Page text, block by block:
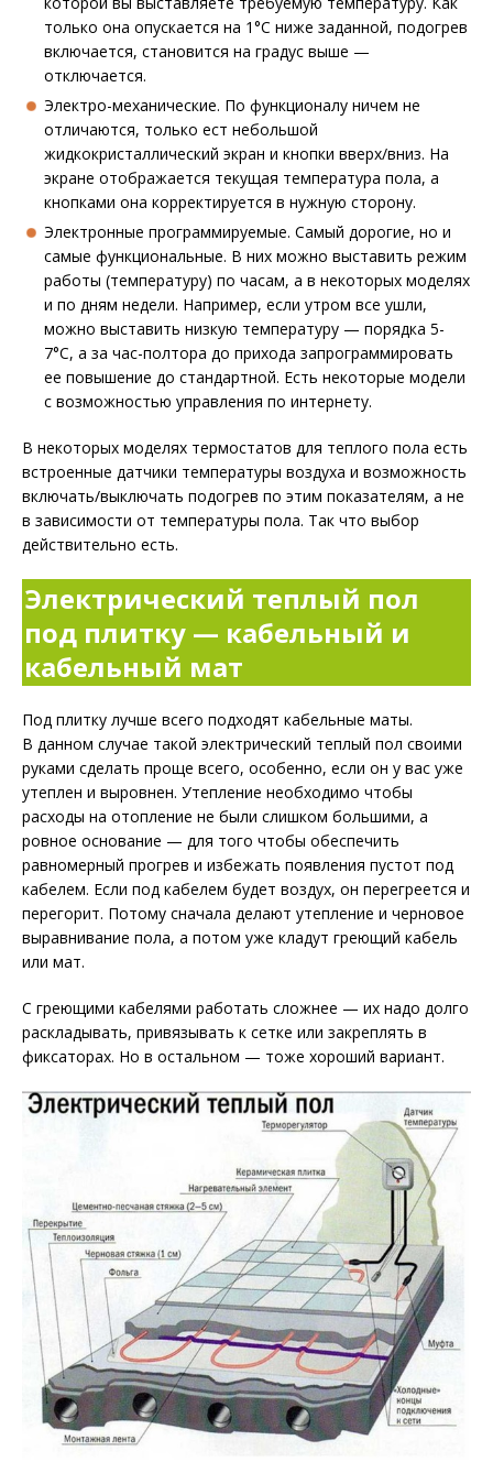
только она опускается на 1°C ниже заданной, подогрев
включается, становится на градус выше —
отключается.
Электро-механические. По функционалу ничем не
отличаются, только ест небольшой
жидкокристаллический экран и кнопки вверх/вниз. На
экране отображается текущая температура пола, а
кнопками она корректируется в нужную сторону.
Электронные программируемые. Самый дорогие, но и
самые функциональные. В них можно выставить режим
работы (температуру) по часам, а в некоторых моделях
и по дням недели. Например, если утром все ушли,
можно выставить низкую температуру — порядка 5-
7°C, а за час-полтора до прихода запрограммировать
ее повышение до стандартной. Есть некоторые модели
с возможностью управления по интернету.
В некоторых моделях термостатов для теплого пола есть
встроенные датчики температуры воздуха и возможность
включать/выключать подогрев по этим показателям, а не
в зависимости от температуры пола. Так что выбор
действительно есть.
Электрический теплый пол
под плитку — кабельный и
кабельный мат
Под плитку лучше всего подходят кабельные маты.
В данном случае такой электрический теплый пол своими
руками сделать проще всего, особенно, если он у вас уже
утеплен и выровнен. Утепление необходимо чтобы
расходы на отопление не были слишком большими, а
ровное основание — для того чтобы обеспечить
равномерный прогрев и избежать появления пустот под
кабелем. Если под кабелем будет воздух, он перегреется и
перегорит. Потому сначала делают утепление и черновое
выравнивание пола, а потом уже кладут греющий кабель
или мат.
С греющими кабелями работать сложнее — их надо долго
раскладывать, привязывать к сетке или закреплять в
фиксаторах. Но в остальном — тоже хороший вариант.